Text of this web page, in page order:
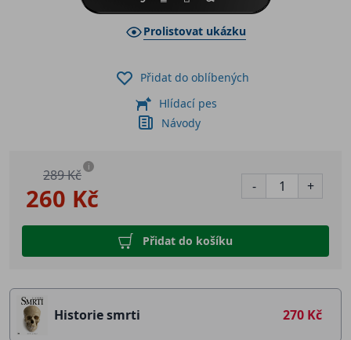
Prolistovat ukázku
260 Kč
289 Kč i
- +
Přidat do košíku
Přidat do oblíbených
Hlídací pes
Návody
Historie smrti 270 Kč